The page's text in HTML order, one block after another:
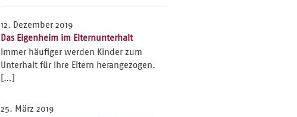
12. Dezember 2019
Das Eigenheim im Elternunterhalt
Immer häufiger werden Kinder zum
Unterhalt für Ihre Eltern herangezogen.
[…]
25. März 2019